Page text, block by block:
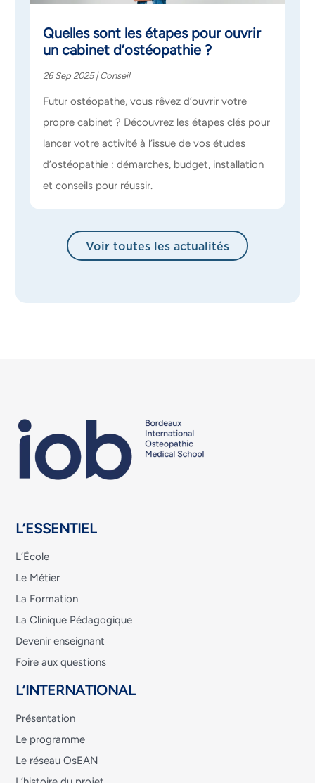
Quelles sont les étapes pour ouvrir
un cabinet d’ostéopathie ?
26 Sep 2025|Conseil
Futur ostéopathe, vous rêvez d’ouvrir votre
propre cabinet ? Découvrez les étapes clés pour
lancer votre activité à l’issue de vos études
d’ostéopathie : démarches, budget, installation
et conseils pour réussir.
Voir toutes les actualités
L’ESSENTIEL
L’École
Le Métier
La Formation
La Clinique Pédagogique
Devenir enseignant
Foire aux questions
L’INTERNATIONAL
Présentation
Le programme
Le réseau OsEAN